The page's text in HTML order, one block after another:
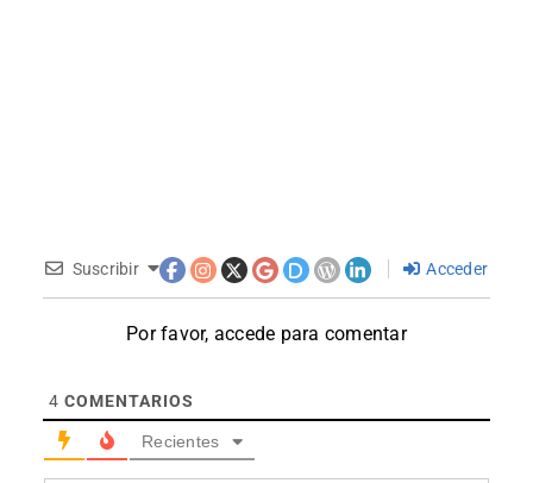
Suscribir Acceder
Por favor, accede para comentar
4 COMENTARIOS
Recientes